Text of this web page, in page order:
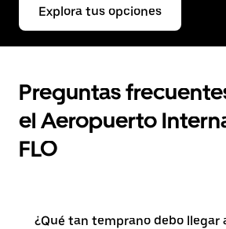
Explora tus opciones
Preguntas
el Aeropuerto
FLO
¿Qué tan temprano debo llegar